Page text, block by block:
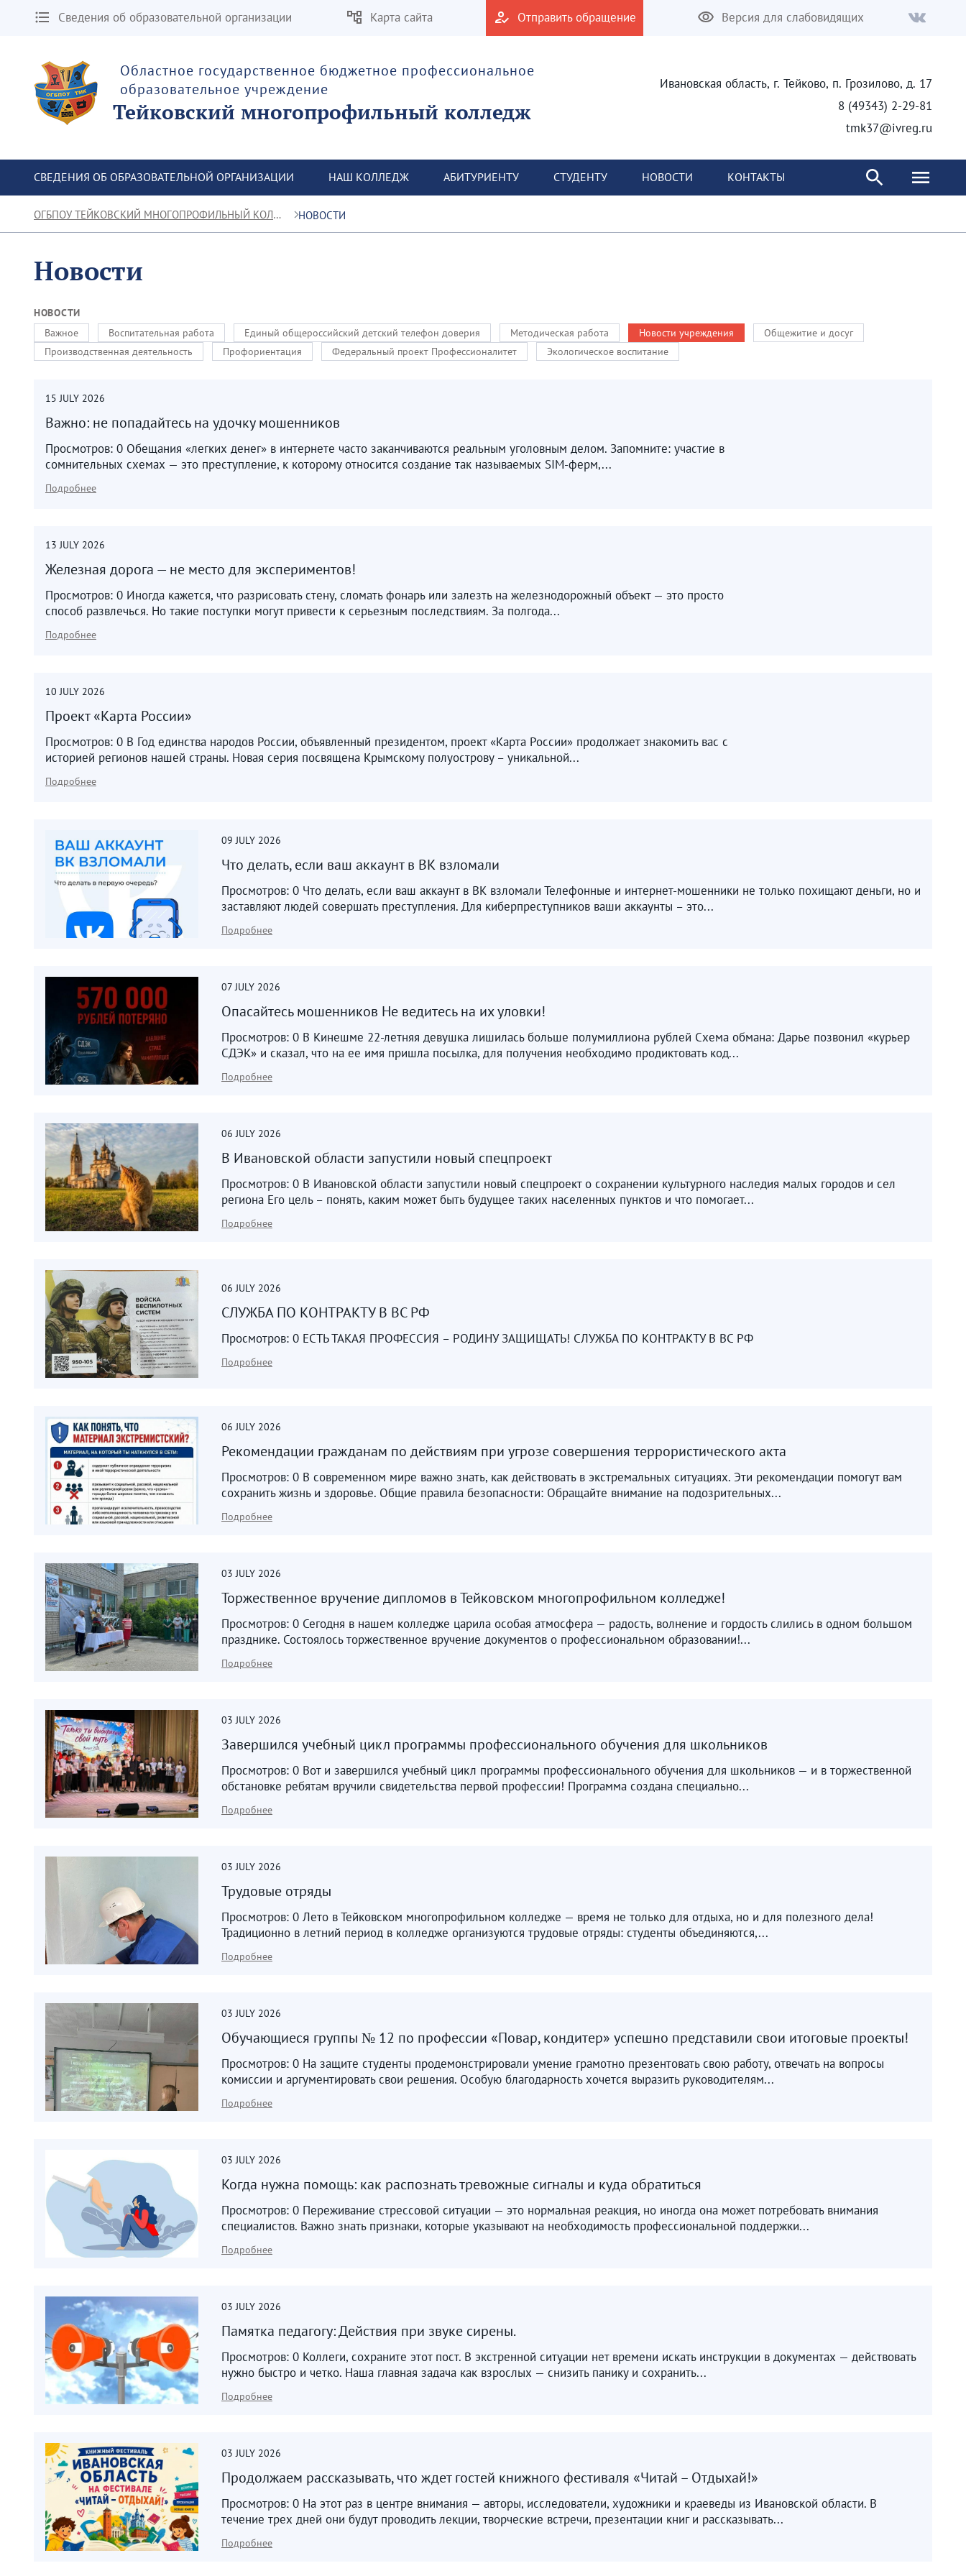
Сведения об образовательной организации Карта сайта Отправить обращение Версия для слабовидящих
Областное государственное бюджетное профессиональное
образовательное учреждение
Тейковский многопрофильный колледж
Ивановская область, г. Тейково, п. Грозилово, д. 17
8 (49343) 2-29-81
tmk37@ivreg.ru
СВЕДЕНИЯ ОБ ОБРАЗОВАТЕЛЬНОЙ ОРГАНИЗАЦИИ НАШ КОЛЛЕДЖ АБИТУРИЕНТУ СТУДЕНТУ НОВОСТИ КОНТАКТЫ
ОГБПОУ ТЕЙКОВСКИЙ МНОГОПРОФИЛЬНЫЙ КОЛЛЕДЖ НОВОСТИ
Новости
НОВОСТИ
Важное
Воспитательная работа Единый общероссийский детский телефон доверия Методическая работа Новости учреждения
Общежитие и досуг
Производственная деятельность
Профориентация Федеральный проект Профессионалитет Экологическое воспитание
15 JULY 2026
Важно: не попадайтесь на удочку мошенников
Просмотров: 0 Обещания «легких денег» в интернете часто заканчиваются реальным уголовным делом. Запомните: участие в
сомнительных схемах — это преступление, к которому относится создание так называемых SIM-ферм,...
Подробнее
13 JULY 2026
Железная дорога — не место для экспериментов!
Просмотров: 0 Иногда кажется, что разрисовать стену, сломать фонарь или залезть на железнодорожный объект — это просто
способ развлечься. Но такие поступки могут привести к серьезным последствиям. За полгода...
Подробнее
10 JULY 2026
Проект «Карта России»
Просмотров: 0 В Год единства народов России, объявленный президентом, проект «Карта России» продолжает знакомить вас с
историей регионов нашей страны. Новая серия посвящена Крымскому полуострову – уникальной...
Подробнее
09 JULY 2026
Что делать, если ваш аккаунт в ВК взломали
Просмотров: 0 Что делать, если ваш аккаунт в ВК взломали Телефонные и интернет-мошенники не только похищают деньги, но и
заставляют людей совершать преступления. Для киберпреступников ваши аккаунты – это...
Подробнее
07 JULY 2026
Опасайтесь мошенников Не ведитесь на их уловки!
Просмотров: 0 В Кинешме 22-летняя девушка лишилась больше полумиллиона рублей Схема обмана: Дарье позвонил «курьер
СДЭК» и сказал, что на ее имя пришла посылка, для получения необходимо продиктовать код...
Подробнее
06 JULY 2026
В Ивановской области запустили новый спецпроект
Просмотров: 0 В Ивановской области запустили новый спецпроект о сохранении культурного наследия малых городов и сел
региона Его цель – понять, каким может быть будущее таких населенных пунктов и что помогает...
Подробнее
06 JULY 2026
СЛУЖБА ПО КОНТРАКТУ В ВС РФ
Просмотров: 0 ЕСТЬ ТАКАЯ ПРОФЕССИЯ – РОДИНУ ЗАЩИЩАТЬ! СЛУЖБА ПО КОНТРАКТУ В ВС РФ
Подробнее
06 JULY 2026
Рекомендации гражданам по действиям при угрозе совершения террористического акта
Просмотров: 0 В современном мире важно знать, как действовать в экстремальных ситуациях. Эти рекомендации помогут вам
сохранить жизнь и здоровье. Общие правила безопасности: Обращайте внимание на подозрительных...
Подробнее
03 JULY 2026
Торжественное вручение дипломов в Тейковском многопрофильном колледже!
Просмотров: 0 Сегодня в нашем колледже царила особая атмосфера — радость, волнение и гордость слились в одном большом
празднике. Состоялось торжественное вручение документов о профессиональном образовании!...
Подробнее
03 JULY 2026
Завершился учебный цикл программы профессионального обучения для школьников
Просмотров: 0 Вот и завершился учебный цикл программы профессионального обучения для школьников — и в торжественной
обстановке ребятам вручили свидетельства первой профессии! Программа создана специально...
Подробнее
03 JULY 2026
Трудовые отряды
Просмотров: 0 Лето в Тейковском многопрофильном колледже — время не только для отдыха, но и для полезного дела!
Традиционно в летний период в колледже организуются трудовые отряды: студенты объединяются,...
Подробнее
03 JULY 2026
Обучающиеся группы № 12 по профессии «Повар, кондитер» успешно представили свои итоговые проекты!
Просмотров: 0 На защите студенты продемонстрировали умение грамотно презентовать свою работу, отвечать на вопросы
комиссии и аргументировать свои решения. Особую благодарность хочется выразить руководителям...
Подробнее
03 JULY 2026
Когда нужна помощь: как распознать тревожные сигналы и куда обратиться
Просмотров: 0 Переживание стрессовой ситуации — это нормальная реакция, но иногда она может потребовать внимания
специалистов. Важно знать признаки, которые указывают на необходимость профессиональной поддержки...
Подробнее
03 JULY 2026
Памятка педагогу: Действия при звуке сирены.
Просмотров: 0 Коллеги, сохраните этот пост. В экстренной ситуации нет времени искать инструкции в документах — действовать
нужно быстро и четко. Наша главная задача как взрослых — снизить панику и сохранить...
Подробнее
03 JULY 2026
Продолжаем рассказывать, что ждет гостей книжного фестиваля «Читай – Отдыхай!»
Просмотров: 0 На этот раз в центре внимания — авторы, исследователи, художники и краеведы из Ивановской области. В
течение трех дней они будут проводить лекции, творческие встречи, презентации книг и рассказывать...
Подробнее